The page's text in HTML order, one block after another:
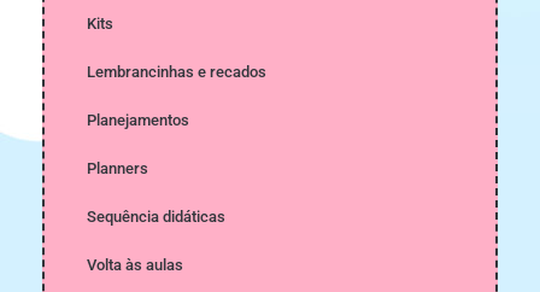
Kits
Lembrancinhas e recados
Planejamentos
Planners
Sequência didáticas
Volta às aulas